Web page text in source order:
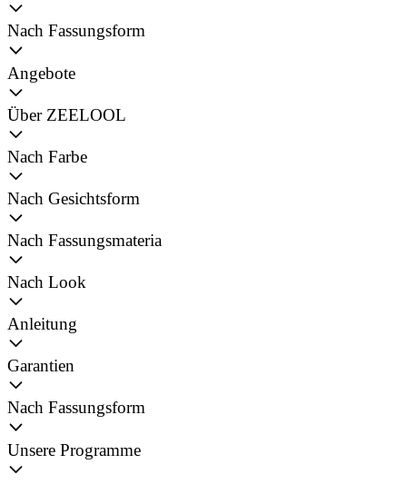
Nach Fassungsform
Angebote
Über ZEELOOL
Nach Farbe
Nach Gesichtsform
Nach Fassungsmateria
Nach Look
Anleitung
Garantien
Nach Fassungsform
Unsere Programme